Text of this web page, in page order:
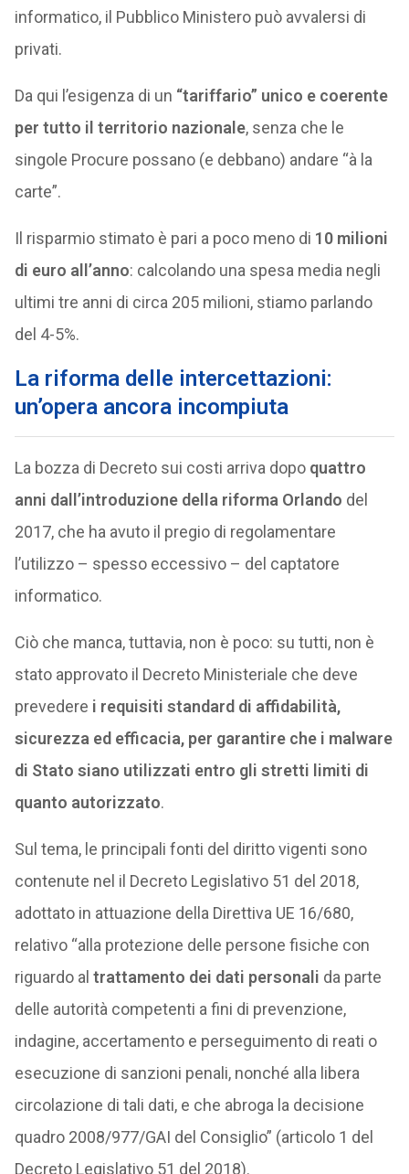
informatico, il Pubblico Ministero può avvalersi di
privati.
Da qui l’esigenza di un “tariffario” unico e coerente
per tutto il territorio nazionale, senza che le
singole Procure possano (e debbano) andare “à la
carte”.
Il risparmio stimato è pari a poco meno di 10 milioni
di euro all’anno: calcolando una spesa media negli
ultimi tre anni di circa 205 milioni, stiamo parlando
del 4-5%.
La riforma delle intercettazioni:
un’opera ancora incompiuta
La bozza di Decreto sui costi arriva dopo quattro
anni dall’introduzione della riforma Orlando del
2017, che ha avuto il pregio di regolamentare
l’utilizzo – spesso eccessivo – del captatore
informatico.
Ciò che manca, tuttavia, non è poco: su tutti, non è
stato approvato il Decreto Ministeriale che deve
prevedere i requisiti standard di affidabilità,
sicurezza ed efficacia, per garantire che i malware
di Stato siano utilizzati entro gli stretti limiti di
quanto autorizzato.
Sul tema, le principali fonti del diritto vigenti sono
contenute nel il Decreto Legislativo 51 del 2018,
adottato in attuazione della Direttiva UE 16/680,
relativo “alla protezione delle persone fisiche con
riguardo al trattamento dei dati personali da parte
delle autorità competenti a fini di prevenzione,
indagine, accertamento e perseguimento di reati o
esecuzione di sanzioni penali, nonché alla libera
circolazione di tali dati, e che abroga la decisione
quadro 2008/977/GAI del Consiglio” (articolo 1 del
Decreto Legislativo 51 del 2018).